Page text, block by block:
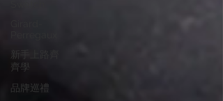
新手上路齊
齊學
品牌巡禮